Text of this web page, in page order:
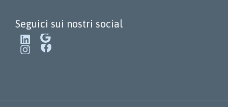
Seguici sui nostri social
LinkedIn Google
InstagramFacebook